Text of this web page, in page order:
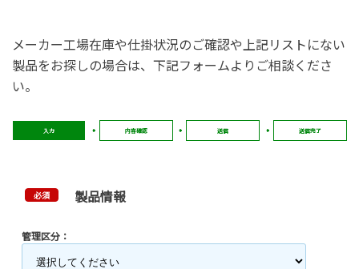
メーカー工場在庫や仕掛状況のご確認や上記リストにない
製品をお探しの場合は、下記フォームよりご相談くださ
い。
入力 内容確認 送信 送信完了
必須 製品情報
管理区分：